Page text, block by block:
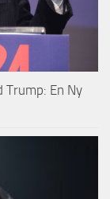
Trump: En Ny